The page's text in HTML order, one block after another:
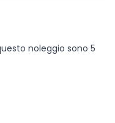
noleggio sono 5